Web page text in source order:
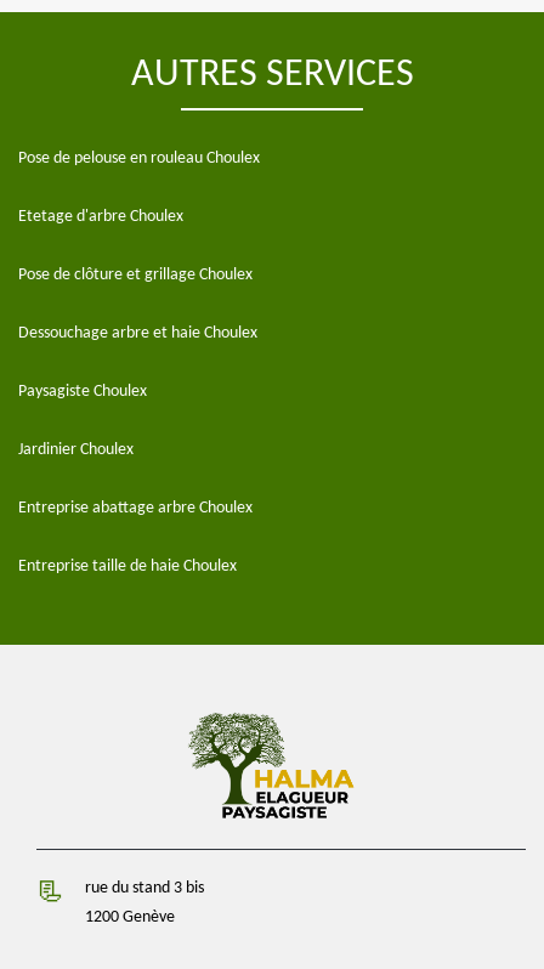
AUTRES SERVICES
Pose de pelouse en rouleau Choulex
Etetage d'arbre Choulex
Pose de clôture et grillage Choulex
Dessouchage arbre et haie Choulex
Paysagiste Choulex
Jardinier Choulex
Entreprise abattage arbre Choulex
Entreprise taille de haie Choulex
rue du stand 3 bis
1200 Genève